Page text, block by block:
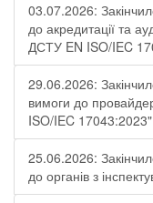
03.07.2026:
до акредитації та
ДСТУ EN ISO/IEC
29.06.2026:
вимоги до
ISO/IEC 17043:2023"
25.06.2026:
до органів з